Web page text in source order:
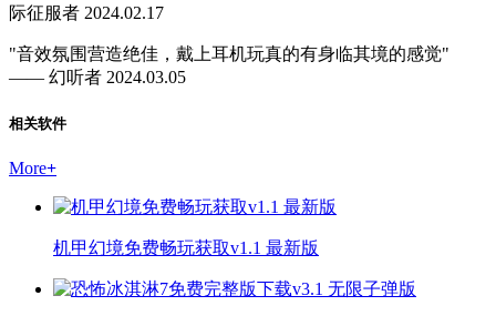
际征服者 2024.02.17
"音效氛围营造绝佳，戴上耳机玩真的有身临其境的感觉"
—— 幻听者 2024.03.05
相关软件
More+
机甲幻境免费畅玩获取v1.1 最新版